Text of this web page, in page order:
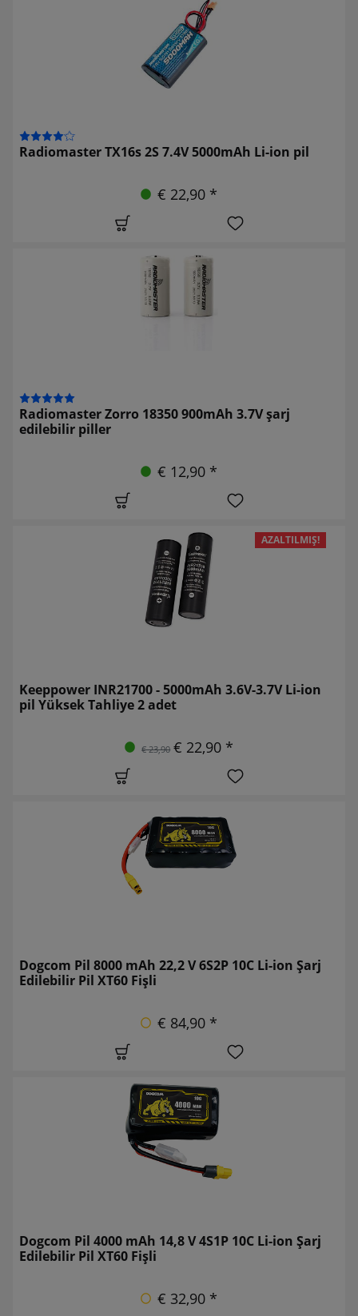
Radiomaster TX16s 2S 7.4V 5000mAh Li-ion pil
€ 22,90 *
Radiomaster Zorro 18350 900mAh 3.7V şarj
edilebilir piller
€ 12,90 *
AZALTILMIŞ!
Keeppower INR21700 - 5000mAh 3.6V-3.7V Li-ion
pil Yüksek Tahliye 2 adet
€ 23,90 € 22,90 *
Dogcom Pil 8000 mAh 22,2 V 6S2P 10C Li-ion Şarj
Edilebilir Pil XT60 Fişli
€ 84,90 *
Dogcom Pil 4000 mAh 14,8 V 4S1P 10C Li-ion Şarj
Edilebilir Pil XT60 Fişli
€ 32,90 *